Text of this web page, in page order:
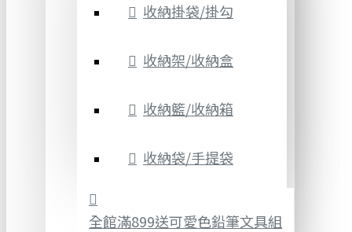
收納掛袋/掛勾
收納架/收納盒
收納籃/收納箱
收納袋/手提袋
全館滿899送可愛色鉛筆文具組